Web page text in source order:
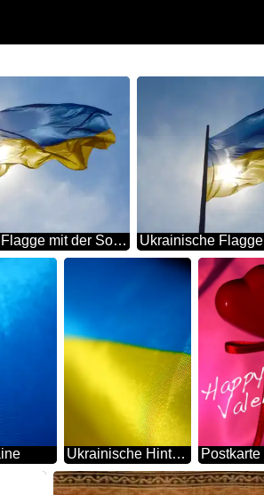
Ukrainische Flagge mit der Sonne dahinter Blau und Gelb Ukrainische Flagge
Ukrainische Hintergrund